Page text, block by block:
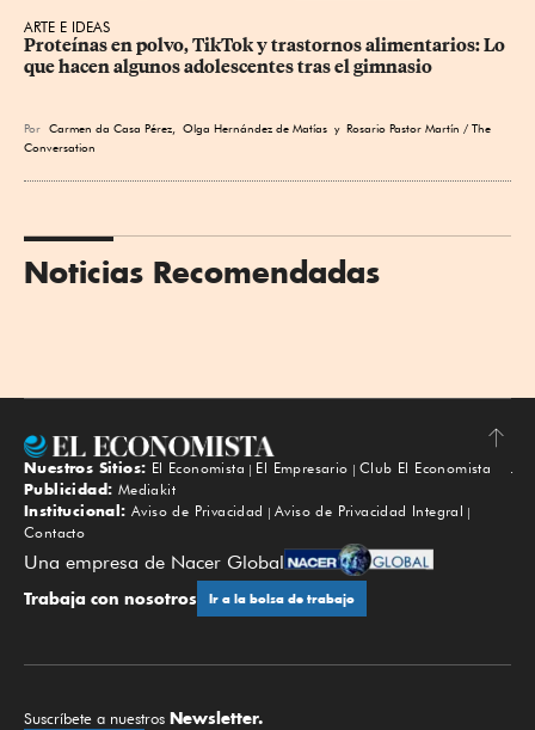
ARTE E IDEAS
Proteínas en polvo, TikTok y trastornos alimentarios: Lo
que hacen algunos adolescentes tras el gimnasio
Por Carmen da Casa Pérez Olga Hernández de Matías y Rosario Pastor Martín / The
Conversation
Noticias Recomendadas
Subir
Nuestros Sitios: El Economista El Empresario
Club El Economista
Publicidad: Mediakit
Institucional: Aviso de Privacidad
Aviso de Privacidad Integral
Contacto
Una empresa de Nacer Global
Trabaja con nosotros Ir a la bolsa de trabajo
Suscríbete a nuestros Newsletter.